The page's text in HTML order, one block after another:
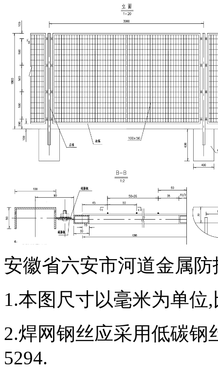
安徽省六安市河道金属
1.本图尺寸以毫米为单位
2.焊网钢丝应采用低碳
5294.